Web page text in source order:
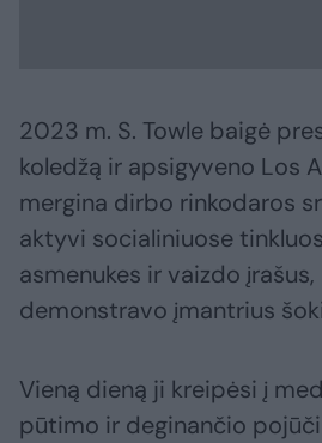
2023 m. S. Towle baigė
koledžą ir apsigyveno Los
mergina dirbo rinkodaros
aktyvi socialiniuose
asmenukes ir vaizdo
demonstravo įmantrius
Vieną dieną ji kreipėsi į
pūtimo ir deginančio